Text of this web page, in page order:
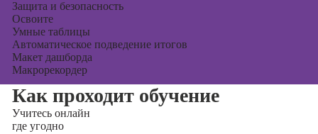
Защита и безопасность
Освоите
Умные таблицы
Автоматическое подведение итогов
Макет дашборда
Макрорекордер
Как проходит обучение
Учитесь онлайн
где угодно